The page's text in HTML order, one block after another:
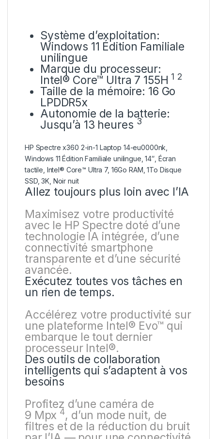
Système d’exploitation:
Windows 11 Édition Familiale
unilingue
Marque du processeur:
Intel® Core™ Ultra 7 155H 1 2
Taille de la mémoire: 16 Go
LPDDR5x
Autonomie de la batterie:
Jusqu’à 13 heures 3
HP Spectre x360 2-in-1 Laptop 14-eu0000nk,
Windows 11 Édition Familiale unilingue, 14″, Écran
tactile, Intel® Core™ Ultra 7, 16Go RAM, 1To Disque
SSD, 3K, Noir nuit
Allez toujours plus loin avec l’IA
Maximisez votre productivité
avec le HP Spectre doté d’une
technologie IA intégrée, d’une
connectivité smartphone
transparente et d’une sécurité
avancée.
Exécutez toutes vos tâches en
un rien de temps.
Accélérez votre productivité sur
une plateforme Intel® Evo™ qui
embarque le tout dernier
processeur Intel®.
Des outils de collaboration
intelligents qui s’adaptent à vos
besoins
Profitez d’une caméra de
9 Mpx 4, d’un mode nuit, de
filtres et de la réduction du bruit